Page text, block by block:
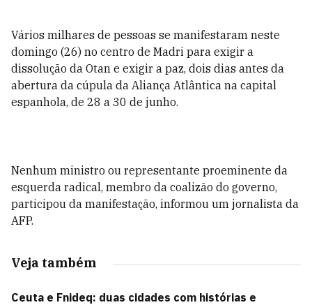
Vários milhares de pessoas se manifestaram neste
domingo (26) no centro de Madri para exigir a
dissolução da Otan e exigir a paz, dois dias antes da
abertura da cúpula da Aliança Atlântica na capital
espanhola, de 28 a 30 de junho.
Nenhum ministro ou representante proeminente da
esquerda radical, membro da coalizão do governo,
participou da manifestação, informou um jornalista da
AFP.
Veja também
Ceuta e Fnideq: duas cidades com histórias e